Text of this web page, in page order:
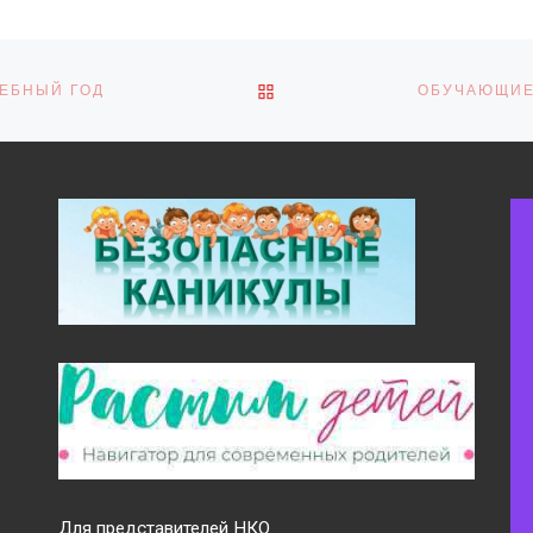
ГОД ОБРАТНО К СПИСКУ
Для представителей НКО